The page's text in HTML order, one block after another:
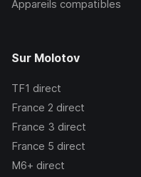
Appareils compatibles
Sur Molotov
TF1 direct
France 2 direct
France 3 direct
France 5 direct
M6+ direct